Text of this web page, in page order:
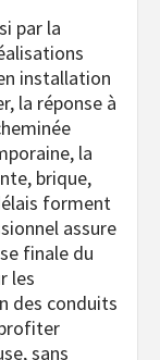
par la
installation
la réponse à
la
brique,
forment
assure
finale du
les
des conduits
sans